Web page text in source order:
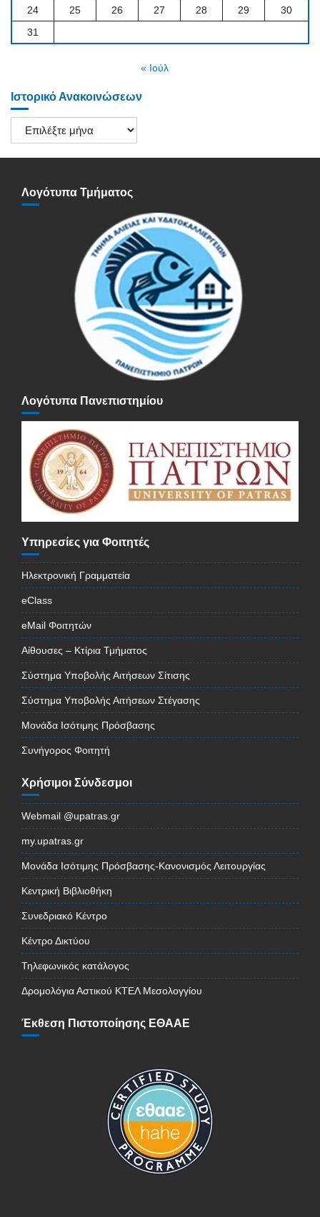
24
25 26 27 28 29
30
31
« Ιούλ
Ιστορικό Ανακοινώσεων
Ιστορικό
Ανακοινώσεων
Λογότυπα Τμήματος
Λογότυπα Πανεπιστημίου
Υπηρεσίες για Φοιτητές
Ηλεκτρονική Γραμματεία
eClass
eMail Φοιτητών
Αίθουσες – Κτίρια Τμήματος
Σύστημα Υποβολής Αιτήσεων Σίτισης
Σύστημα Υποβολής Αιτήσεων Στέγασης
Μονάδα Ισότιμης Πρόσβασης
Συνήγορος Φοιτητή
Χρήσιμοι Σύνδεσμοι
Webmail @upatras.gr
my.upatras.gr
Μονάδα Ισότιμης Πρόσβασης-Κανονισμός Λειτουργίας
Κεντρική Βιβλιοθήκη
Συνεδριακό Κέντρο
Κέντρο Δικτύου
Τηλεφωνικός κατάλογος
Δρομολόγια Αστικού ΚΤΕΛ Μεσολογγίου
Έκθεση Πιστοποίησης ΕΘΑΑΕ